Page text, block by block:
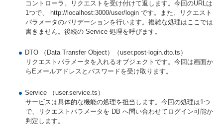
コントローラ。リクエストを受け付けて返します。今回のURLは
1つで、 http://localhost:3000/user/login です。また、リクエスト
パラメータのバリデーションを行います。複雑な処理はここでは
書きません。後続の Service 処理を呼びます。
DTO （Data Transfer Object）（user.post-login.dto.ts）
リクエストパラメータを入れるオブジェクトです。今回は画面か
らEメールアドレスとパスワードを受け取ります。
Service （user.service.ts）
サービスは具体的な機能の処理を担当します。今回の処理は1つ
で、リクエストパラメータを DB へ問い合わせてログイン可能か
判定します。